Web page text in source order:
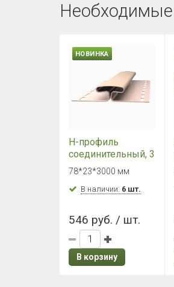
НОВИНКА
Н-профиль
соединительный, 3
м ТЕХНОНИКОЛЬ
вереск
78*23*3000 мм
В наличии: 6 шт.
546 руб. / шт.
В корзину